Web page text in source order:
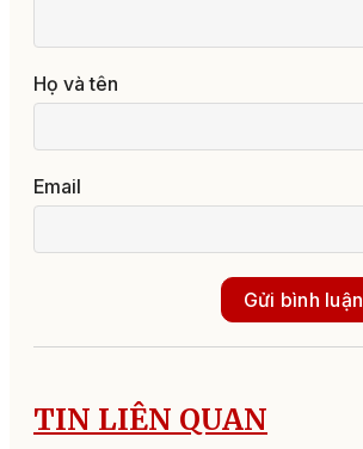
Họ và tên
Email
Gửi bình luận
TIN LIÊN QUAN